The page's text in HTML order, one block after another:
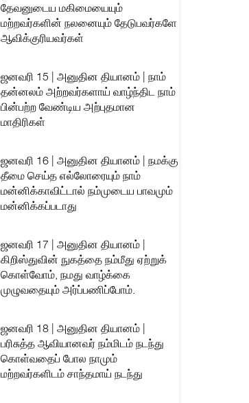
தேவனுடைய மகிமையையும்
மற்றவர்களின் நலனையும் தேடுபவர்களே
ஆவிக்குரியவர்கள்
ஜனவரி 15 | அனுதின தியானம் | நாம்
தன்னலம் அற்றவர்களாய் வாழ்ந்திட நாம்
பின்பற்ற வேண்டிய அற்புதமான
மாதிரிகள்
ஜனவரி 16 | அனுதின தியானம் | நமக்கு
தீமை செய்த எல்லோரையும் நாம்
மன்னிக்காவிட்டால் நம்முடைய பாவமும்
மன்னிக்கப்படாது
ஜனவரி 17 | அனுதின தியானம் |
கிறிஸ்துவின் நுகத்தை நம்மீது ஏற்றுக்
கொள்வோம், நமது வாழ்க்கை
முழுவதையும் அர்ப்பணிப்போம்.
ஜனவரி 18 | அனுதின தியானம் |
பரிசுத்த ஆவியானவர் நம்மிடம் நடந்து
கொள்வதைப் போல நாமும்
மற்றவர்களிடம் சாந்தமாய் நடந்து